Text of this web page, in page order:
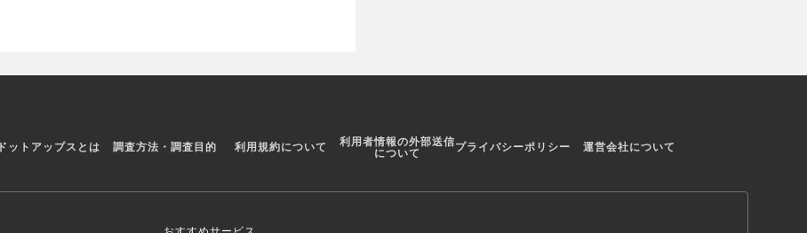
ドットアップスとは 調査方法・調査目的 利用規約について 利用者情報の外部送信
について プライバシーポリシー 運営会社について